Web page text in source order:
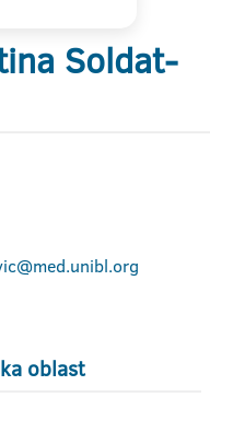
Soldat-
oblast